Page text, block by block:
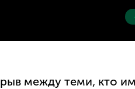
между теми, кто